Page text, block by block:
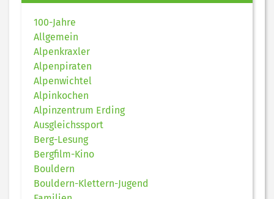
100-Jahre
Allgemein
Alpenkraxler
Alpenpiraten
Alpenwichtel
Alpinkochen
Alpinzentrum Erding
Ausgleichssport
Berg-Lesung
Bergfilm-Kino
Bouldern
Bouldern-Klettern-Jugend